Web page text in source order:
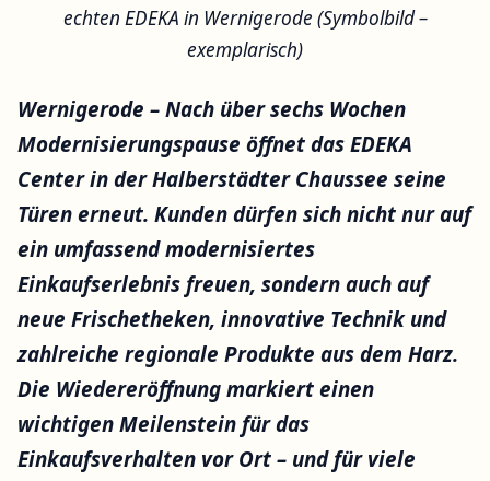
echten EDEKA in Wernigerode (Symbolbild –
exemplarisch)
Wernigerode – Nach über sechs Wochen
Modernisierungspause öffnet das EDEKA
Center in der Halberstädter Chaussee seine
Türen erneut. Kunden dürfen sich nicht nur auf
ein umfassend modernisiertes
Einkaufserlebnis freuen, sondern auch auf
neue Frischetheken, innovative Technik und
zahlreiche regionale Produkte aus dem Harz.
Die Wiedereröffnung markiert einen
wichtigen Meilenstein für das
Einkaufsverhalten vor Ort – und für viele